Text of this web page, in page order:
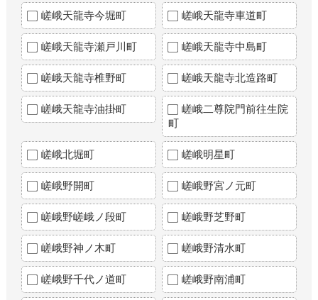
嵯峨天龍寺今堀町 嵯峨天龍寺車道町
嵯峨天龍寺瀬戸川町 嵯峨天龍寺中島町
嵯峨天龍寺椎野町 嵯峨天龍寺北造路町
嵯峨天龍寺油掛町
嵯峨二尊院門前往生院
町
嵯峨北堀町 嵯峨明星町
嵯峨野開町 嵯峨野宮ノ元町
嵯峨野嵯峨ノ段町 嵯峨野芝野町
嵯峨野神ノ木町 嵯峨野清水町
嵯峨野千代ノ道町 嵯峨野南浦町